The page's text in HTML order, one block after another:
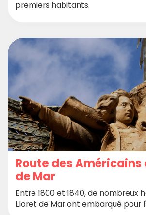
premiers habitants.
Route des Américains
de Mar
Entre 1800 et 1840, de nombreux
Lloret de Mar ont embarqué pour